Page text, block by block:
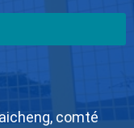
comté